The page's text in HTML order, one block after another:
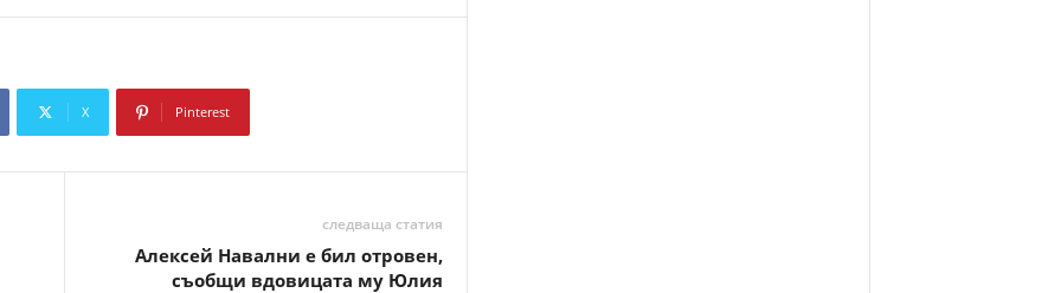
X Pinterest
следваща статия
Алексей Навални е бил отровен,
съобщи вдовицата му Юлия